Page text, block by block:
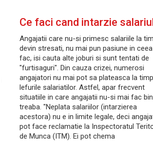
Ce faci cand intarzie
Angajatii care nu-si primesc salariile la
devin stresati, nu mai pun pasiune in
fac, isi cauta alte joburi si sunt tentati de
"furtisaguri". Din cauza crizei, numerosi
angajatori nu mai pot sa plateasca la timp
lefurile salariatilor. Astfel, apar frecvent
situatiile in care angajatii nu-si mai fac
treaba. "Neplata salariilor (intarzierea
acestora) nu e in limite legale, deci
pot face reclamatie la Inspectoratul
de Munca (ITM). Ei pot chema